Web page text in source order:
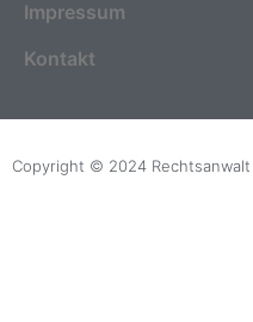
Impressum
Kontakt
Copyright © 2024